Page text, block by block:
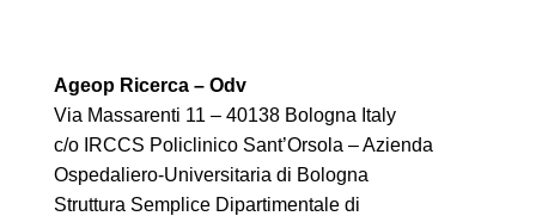
Ageop Ricerca – Odv
Via Massarenti 11 – 40138 Bologna Italy
c/o IRCCS Policlinico Sant’Orsola – Azienda
Ospedaliero-Universitaria di Bologna
Struttura Semplice Dipartimentale di